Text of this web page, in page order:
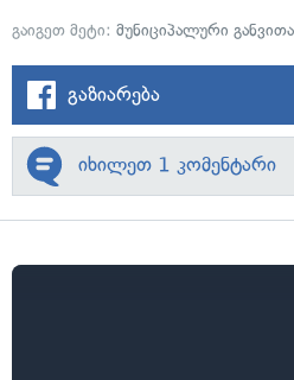
გაიგეთ მეტი: მუნიციპალური
გაზიარება
იხილეთ 1 კომენტარი